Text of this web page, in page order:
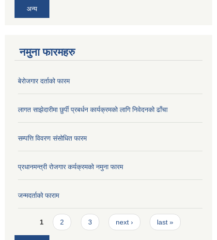
अन्य
नमुना फारमहरु
बेरोजगार दर्ताको फारम
लागत साझेदारीमा छुर्पी प्रबर्धन कार्यक्रमको लागि निवेदनको ढाँचा
सम्पत्ति विवरण संसोधित फारम
प्रधानमन्त्री रोजगार कर्यक्रमको नमुना फारम
जन्मदर्ताको फाराम
Pages
1 2 3 next › last »